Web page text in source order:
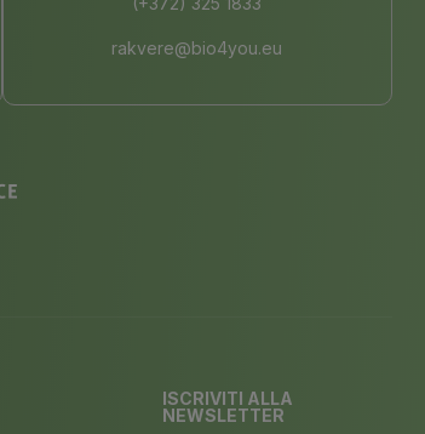
rakvere@bio4you.eu
ISCRIVITI ALLA
NEWSLETTER